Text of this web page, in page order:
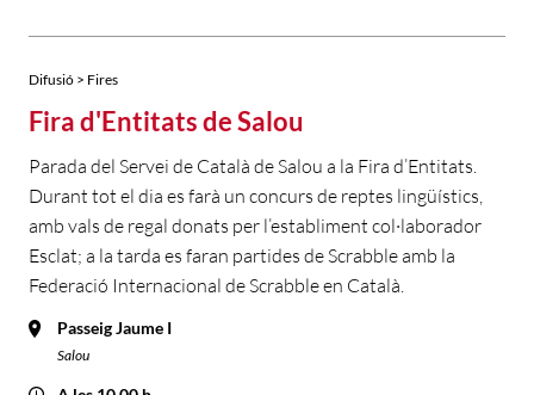
Difusió > Fires
Fira d'Entitats de Salou
Parada del Servei de Català de Salou a la Fira d’Entitats.
Durant tot el dia es farà un concurs de reptes lingüístics,
amb vals de regal donats per l’establiment col·laborador
Esclat; a la tarda es faran partides de Scrabble amb la
Federació Internacional de Scrabble en Català.
Passeig Jaume I
Salou